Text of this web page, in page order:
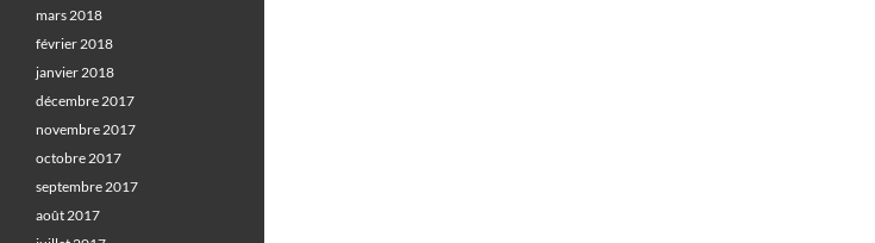
mars 2018
février 2018
janvier 2018
décembre 2017
novembre 2017
octobre 2017
septembre 2017
août 2017